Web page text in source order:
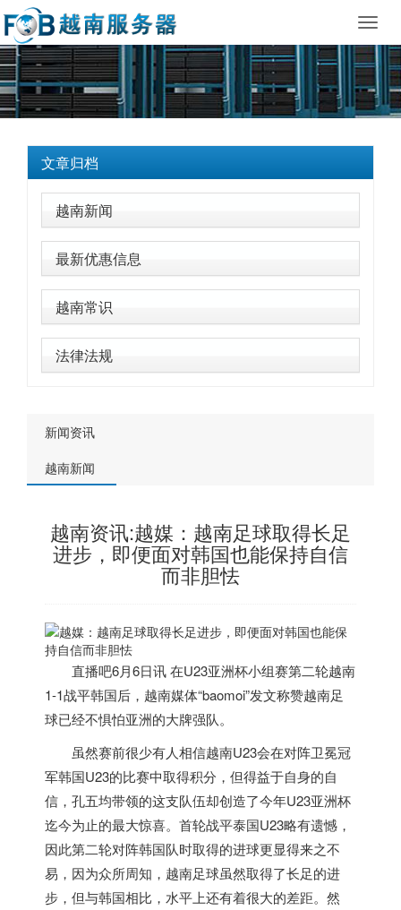
文章归档
越南新闻
最新优惠信息
越南常识
法律法规
新闻资讯
越南新闻
越南资讯:越媒：越南足球取得长足
进步，即便面对韩国也能保持自信
而非胆怯
直播吧6月6日讯 在U23亚洲杯小组赛第二轮越南
1-1战平韩国后， 越南媒体“baomoi”发文称赞越南足
球已经不惧怕亚洲的大牌强队。
虽然赛前很少有人相信越南U23会在对阵卫冕冠
军韩国U23的比赛中取得积分，但得益于自身的自
信，孔五均带领的这支队伍却创造了今年U23亚洲杯
迄今为止的最大惊喜。首轮战平泰国U23略有遗憾，
因此第二轮对阵韩国队时取得的进球更显得来之不
易，因为众所周知， 越南足球虽然取得了长足的进
步，但与韩国相比，水平上还有着很大的差距。然